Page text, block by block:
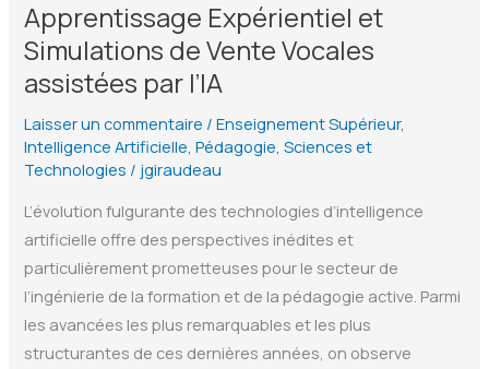
Apprentissage Expérientiel et
Simulations de Vente Vocales
assistées par l’IA
Laisser un commentaire /Enseignement Supérieur,
Intelligence Artificielle ,Pédagogie ,Sciences et
Technologies / jgiraudeau
L’évolution fulgurante des technologies d’intelligence
artificielle offre des perspectives inédites et
particulièrement prometteuses pour le secteur de
l’ingénierie de la formation et de la pédagogie active. Parmi
les avancées les plus remarquables et les plus
structurantes de ces dernières années, on observe